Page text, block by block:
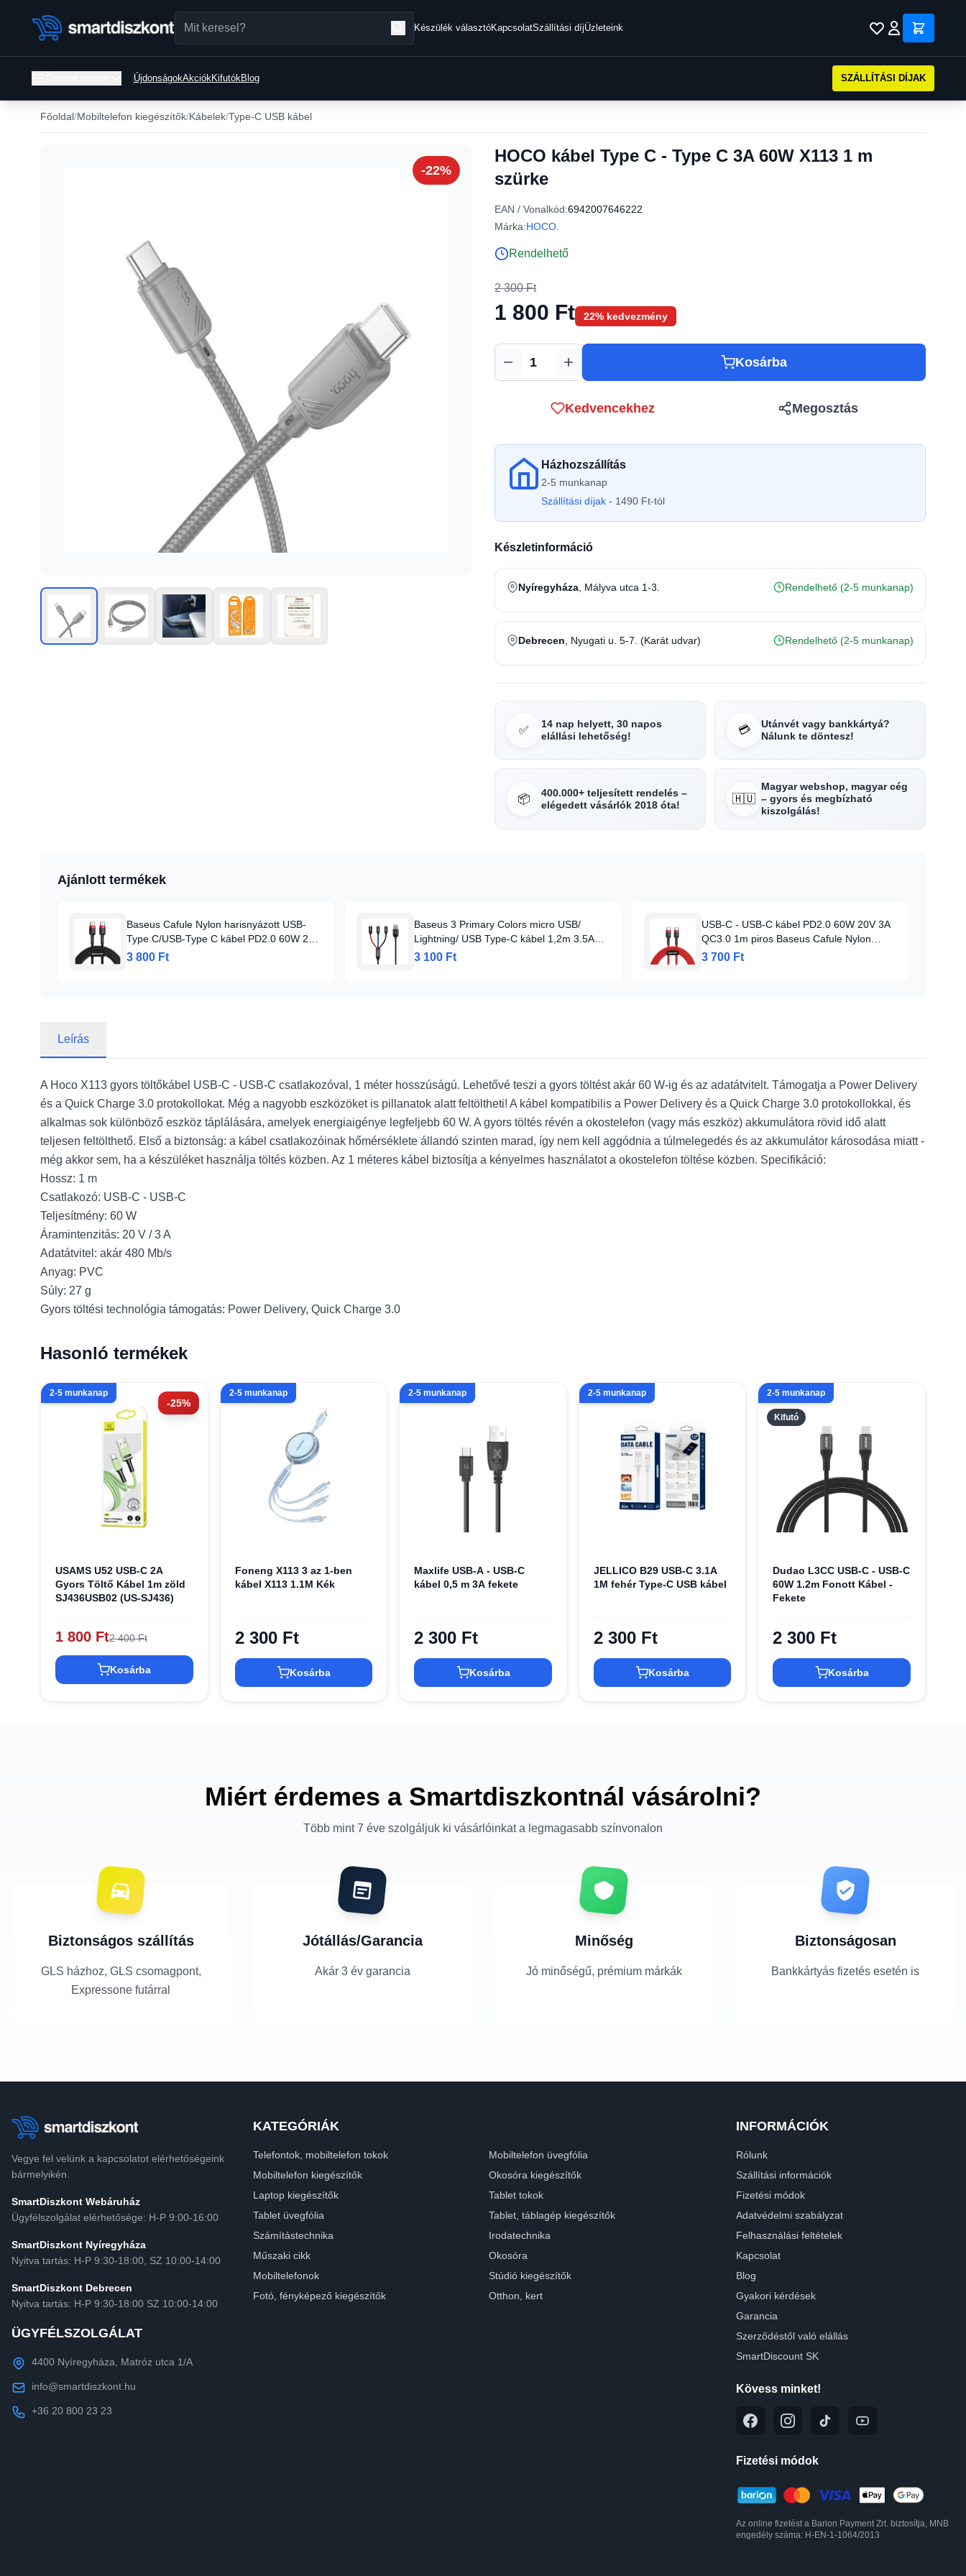
Készülék választóKapcsolatSzállítási díjÜzleteink
ÚjdonságokAkciókKifutókBlog SZÁLLÍTÁSI DÍJAK
Főoldal Mobiltelefon kiegészítők Kábelek Type-C USB kábel
-22%
HOCO kábel Type C - Type C 3A 60W X113 1 m
szürke
EAN / Vonalkód:6942007646222
Márka:HOCO.
Rendelhető
2 300 Ft
1 800 Ft 22% kedvezmény
Mennyiség Kosárba
Kedvencekhez Megosztás
Házhozszállítás
2-5 munkanap
Szállítási díjak - 1490 Ft-tól
Készletinformáció
Nyíregyháza , Mályva utca 1-3. Rendelhető (2-5 munkanap)
Debrecen , Nyugati u. 5-7. (Karát udvar) Rendelhető (2-5 munkanap)
✅
14 nap helyett, 30 napos
elállási lehetőség!
💳
Utánvét vagy bankkártyá?
Nálunk te döntesz!
📦
400.000+ teljesített rendelés –
elégedett vásárlók 2018 óta!
🇭🇺
Magyar webshop, magyar cég
– gyors és megbízható
kiszolgálás!
Ajánlott termékek
Baseus Cafule Nylon harisnyázott USB-
Type C/USB-Type C kábel PD2.0 60W 20V
3A QC3.0 1m fekete/piros
3 800 Ft
Baseus 3 Primary Colors micro USB/
Lightning/ USB Type-C kábel 1,2m 3.5A
fekete
3 100 Ft
USB-C - USB-C kábel PD2.0 60W 20V 3A
QC3.0 1m piros Baseus Cafule Nylon
harisnyázott
3 700 Ft
Leírás
A Hoco X113 gyors töltőkábel USB-C - USB-C csatlakozóval, 1 méter hosszúságú. Lehetővé teszi a gyors töltést akár 60 W-ig és az adatátvitelt. Támogatja a Power Delivery
és a Quick Charge 3.0 protokollokat. Még a nagyobb eszközöket is pillanatok alatt feltöltheti! A kábel kompatibilis a Power Delivery és a Quick Charge 3.0 protokollokkal, és
alkalmas sok különböző eszköz táplálására, amelyek energiaigénye legfeljebb 60 W. A gyors töltés révén a okostelefon (vagy más eszköz) akkumulátora rövid idő alatt
teljesen feltölthető. Első a biztonság: a kábel csatlakozóinak hőmérséklete állandó szinten marad, így nem kell aggódnia a túlmelegedés és az akkumulátor károsodása miatt -
még akkor sem, ha a készüléket használja töltés közben. Az 1 méteres kábel biztosítja a kényelmes használatot a okostelefon töltése közben. Specifikáció:
Hossz: 1 m
Csatlakozó: USB-C - USB-C
Teljesítmény: 60 W
Áramintenzitás: 20 V / 3 A
Adatátvitel: akár 480 Mb/s
Anyag: PVC
Súly: 27 g
Gyors töltési technológia támogatás: Power Delivery, Quick Charge 3.0
Hasonló termékek
-25%
2-5 munkanap
USAMS U52 USB-C 2A
Gyors Töltő Kábel 1m zöld
SJ436USB02 (US-SJ436)
1 800 Ft2 400 Ft
Kosárba
2-5 munkanap
Foneng X113 3 az 1-ben
kábel X113 1.1M Kék
2 300 Ft
Kosárba
2-5 munkanap
Maxlife USB-A - USB-C
kábel 0,5 m 3A fekete
2 300 Ft
Kosárba
2-5 munkanap
JELLICO B29 USB-C 3.1A
1M fehér Type-C USB kábel
2 300 Ft
Kosárba
Kifutó
2-5 munkanap
Dudao L3CC USB-C - USB-C
60W 1.2m Fonott Kábel -
Fekete
2 300 Ft
Kosárba
Miért érdemes a Smartdiszkontnál vásárolni?
Több mint 7 éve szolgáljuk ki vásárlóinkat a legmagasabb színvonalon
Biztonságos szállítás
GLS házhoz, GLS csomagpont,
Expressone futárral
Jótállás/Garancia
Akár 3 év garancia
Minőség
Jó minőségű, prémium márkák
Biztonságosan
Bankkártyás fizetés esetén is
Vegye fel velünk a kapcsolatot elérhetőségeink
bármelyikén.
SmartDiszkont Webáruház
Ügyfélszolgálat elérhetősége: H-P 9:00-16:00
SmartDiszkont Nyíregyháza
Nyitva tartás: H-P 9:30-18:00, SZ 10:00-14:00
SmartDiszkont Debrecen
Nyitva tartás: H-P 9:30-18:00 SZ 10:00-14:00
ÜGYFÉLSZOLGÁLAT
4400 Nyíregyháza, Matróz utca 1/A
info@smartdiszkont.hu
+36 20 800 23 23
KATEGÓRIÁK
Telefontok, mobiltelefon tokok
Mobiltelefon üvegfólia
Mobiltelefon kiegészítők
Okosóra kiegészítők
Laptop kiegészítők
Tablet tokok
Tablet üvegfólia
Tablet, táblagép kiegészítők
Számítástechnika
Irodatechnika
Műszaki cikk
Okosóra
Mobiltelefonok
Stúdió kiegészítők
Fotó, fényképező kiegészítők
Otthon, kert
INFORMÁCIÓK
Rólunk
Szállítási információk
Fizetési módok
Adatvédelmi szabályzat
Felhasználási feltételek
Kapcsolat
Blog
Gyakori kérdések
Garancia
Szerződéstől való elállás
SmartDiscount SK
Kövess minket!
Fizetési módok
Az online fizetést a Barion Payment Zrt. biztosítja, MNB
engedély száma: H-EN-1-1064/2013